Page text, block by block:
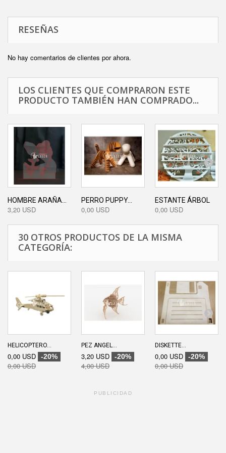
RESEÑAS
No hay comentarios de clientes por ahora.
LOS CLIENTES QUE COMPRARON ESTE
PRODUCTO TAMBIÉN HAN COMPRADO...
HOMBRE ARAÑA...
3,20 USD
PERRO PUPPY...
0,00 USD
ESTANTE ÁRBOL
0,00 USD
30 OTROS PRODUCTOS DE LA MISMA
CATEGORÍA:
HELICOPTERO...
0,00 USD -20%
0,00 USD
PEZ ANGEL...
3,20 USD -20%
4,00 USD
DISKETTE...
0,00 USD -20%
0,00 USD
PUBLICIDAD